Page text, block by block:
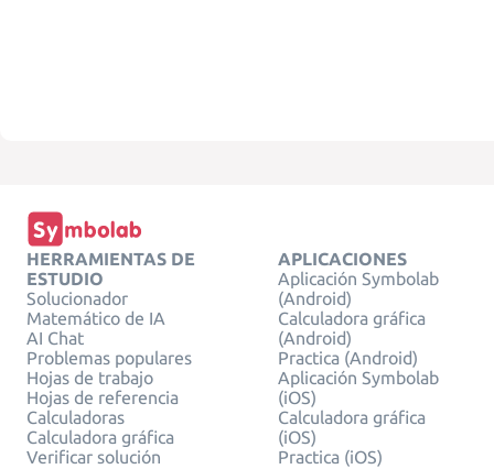
HERRAMIENTAS DE
ESTUDIO
Solucionador
Matemático de IA
AI Chat
Problemas populares
Hojas de trabajo
Hojas de referencia
Calculadoras
Calculadora gráfica
Verificar solución
APLICACIONES
Aplicación Symbolab
(Android)
Calculadora gráfica
(Android)
Practica (Android)
Aplicación Symbolab
(iOS)
Calculadora gráfica
(iOS)
Practica (iOS)